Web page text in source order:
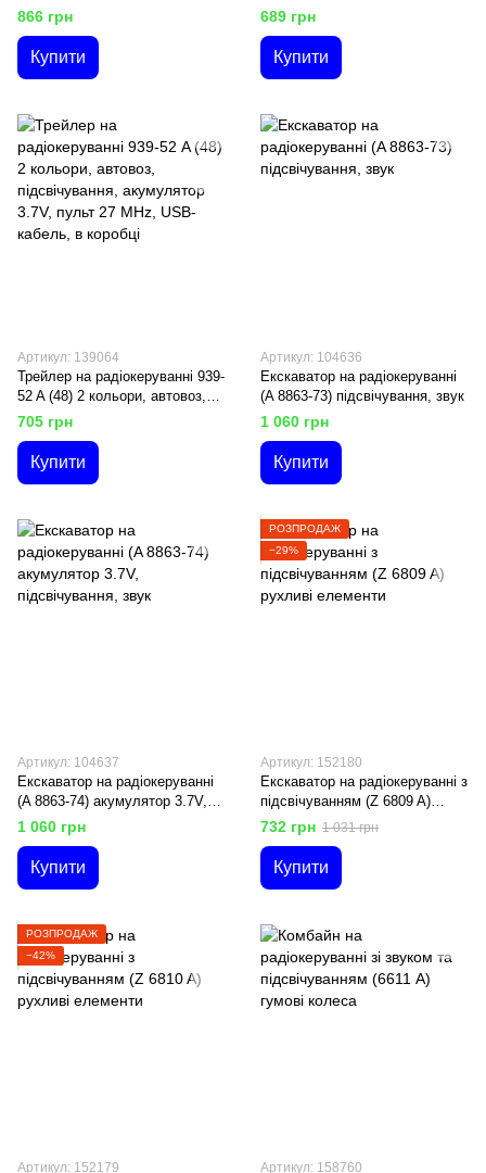
підсвічування, в коробці
866 грн
Купити
на батарейках
689 грн
Купити
Артикул: 139064
Трейлер на радіокеруванні 939-
52 A (48) 2 кольори, автовоз,
підсвічування, акумулятор
3.7V, пульт 27 MHz, USB-
кабель, в коробці
705 грн
Купити
Артикул: 104636
Екскаватор на радіокеруванні
(A 8863-73) підсвічування, звук
1 060 грн
Купити
Артикул: 104637
Екскаватор на радіокеруванні
(A 8863-74) акумулятор 3.7V,
підсвічування, звук
1 060 грн
Купити
РОЗПРОДАЖ
−29%
Артикул: 152180
Екскаватор на радіокеруванні з
підсвічуванням (Z 6809 A)
рухливі елементи
732 грн 1 031 грн
Купити
РОЗПРОДАЖ
−42%
Артикул: 152179 Артикул: 158760